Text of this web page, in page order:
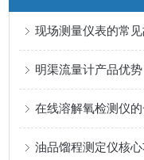
现场测量仪表的常
明渠流量计产品优势
在线溶解氧检测仪
油品馏程测定仪核